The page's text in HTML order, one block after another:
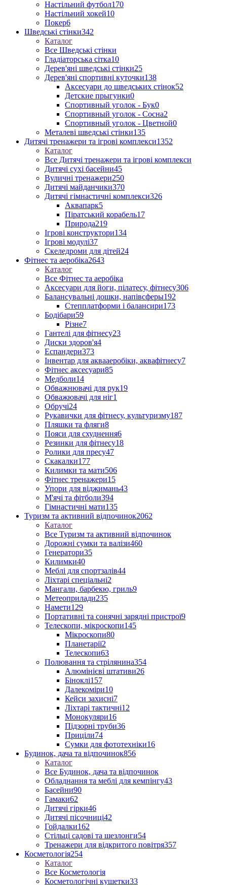
Настільний футбол170
Настільний хокей10
Покер6
Шведські стінки342
Каталог
Все Шведські стінки
Гладіаторська сітка10
Дерев'яні шведські стінки25
Дерев'яні спортивні куточки138
Аксесуари до шведських стінок52
Детские прыгунки0
Спортивный уголок - Бук0
Спортивный уголок - Сосна2
Спортивный уголок - Цветной0
Металеві шведські стінки135
Дитячі тренажери та ігрові комплекси1352
Каталог
Все Дитячі тренажери та ігрові комплекси
Дитячі сухі басейни45
Вуличні тренажери250
Дитячі майданчики370
Дитячі гімнастичні комплекси326
Аквапарк5
Піратський корабель17
Природа219
Ігрові конструктори134
Ігрові модулі37
Скеледроми для дітей24
Фітнес та аеробіка2643
Каталог
Все Фітнес та аеробіка
Аксесуари для йоги, пілатесу, фітнесу306
Балансувальні дошки, напівсферы192
Степплатформи і балансири173
Бодібари59
Різне7
Гантелі для фітнесу23
Диски здоров'я4
Еспандери373
Інвентар для аквааеробіки, аквафітнесу7
Фітнес аксесуари85
Медболи14
Обважнювачі для рук19
Обважювачі для ніг1
Обручі24
Рукавички для фітнесу, культуризму187
Пляшки та фляги8
Пояси для схуднення6
Резинки для фітнесу18
Ролики для пресу47
Скакалки177
Килимки та мати506
Фітнес тренажери15
Упори для віджимань43
М'ячі та фітболи394
Гімнастичні мати135
Туризм та активний відпочинок2062
Каталог
Все Туризм та активний відпочинок
Дорожні сумки та валізи460
Генератори35
Килимки40
Меблі для спортзалів44
Ліхтарі спеціальні2
Мангали, барбекю, гриль9
Метеоприлади235
Намети129
Портативні та сонячні зарядні пристрої9
Телескопи, мікроскопи145
Мікроскопи80
Планетарії2
Телескопи63
Полювання та стрілянина354
Алюмінієві штативи26
Біноклі157
Далекоміри10
Кейси захисні7
Ліхтарі тактичні12
Монокуляри16
Підзорні труби36
Приціли74
Сумки для фототехніки16
Будинок, дача та відпочинок856
Каталог
Все Будинок, дача та відпочинок
Обладнання та меблі для кемпінгу43
Басейни90
Гамаки62
Дитячі гірки46
Дитячі пісочниці42
Гойдалки162
Стільці садові та шезлонги54
Тренажери для відкритого повітря357
Косметологія254
Каталог
Все Косметологія
Косметологічні кушетки33